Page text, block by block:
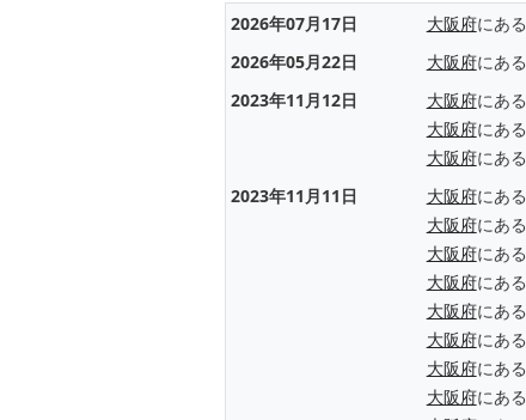
2026年07月17日 大阪府にある
2026年05月22日
大阪府にある
2023年11月12日
大阪府にある
大阪府にある
大阪府にある
2023年11月11日
大阪府にある
大阪府にある
大阪府にある
大阪府にある
大阪府にある
大阪府にある
大阪府にある
大阪府にある